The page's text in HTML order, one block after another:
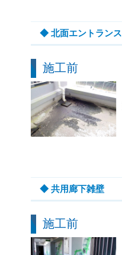
◆ 北面エントラン
施工前
◆ 共用廊下雑壁
施工前